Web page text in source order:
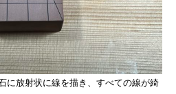
に放射状に線を描き、すべての線が綺